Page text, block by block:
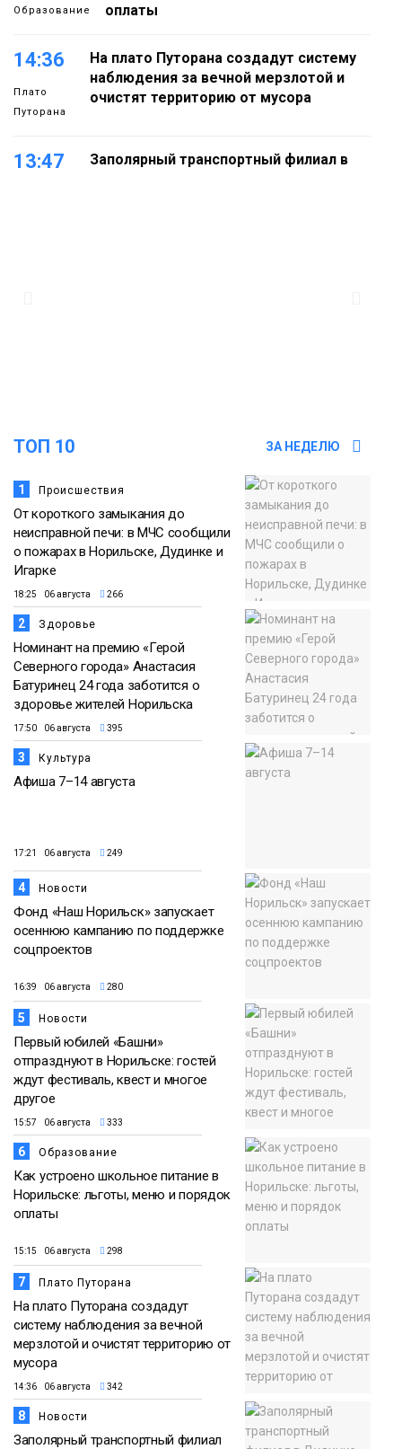
Образование
оплаты
14:36
Плато
Путорана
На плато Путорана создадут систему
наблюдения за вечной мерзлотой и
очистят территорию от мусора
13:47
Заполярный транспортный филиал в
ТОП 10 ЗА НЕДЕЛЮ
1 Происшествия
От короткого замыкания до
неисправной печи: в МЧС сообщили
о пожарах в Норильске, Дудинке и
Игарке
18:25 06 августа 266
2 Здоровье
Номинант на премию «Герой
Северного города» Анастасия
Батуринец 24 года заботится о
здоровье жителей Норильска
17:50 06 августа 395
3 Культура
Афиша 7–14 августа
17:21 06 августа 249
4 Новости
Фонд «Наш Норильск» запускает
осеннюю кампанию по поддержке
соцпроектов
16:39 06 августа 280
5 Новости
Первый юбилей «Башни»
отпразднуют в Норильске: гостей
ждут фестиваль, квест и многое
другое
15:57 06 августа 333
6 Образование
Как устроено школьное питание в
Норильске: льготы, меню и порядок
оплаты
15:15 06 августа 298
7 Плато Путорана
На плато Путорана создадут
систему наблюдения за вечной
мерзлотой и очистят территорию от
мусора
14:36 06 августа 342
8 Новости
Заполярный транспортный филиал